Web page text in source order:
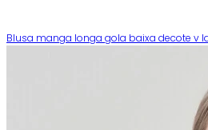
Blusa manga longa gola baixa decote v